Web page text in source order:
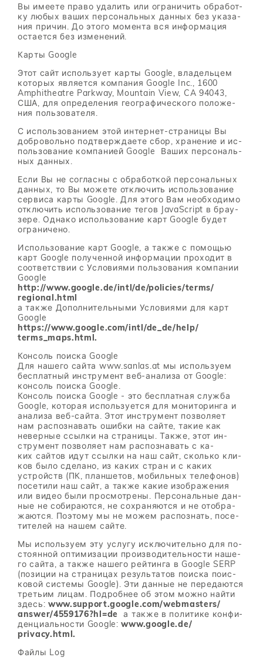
Вы име­е­те пра­во уда­лить или огра­ни­чить об­ра­бот­
ку лю­бых ва­ших пер­со­наль­ных дан­ных без ука­за­
ния при­чин. До это­го мо­мен­та вся ин­фор­ма­ция
оста­ет­ся без из­ме­не­ний.
Кар­ты Google
Этот сайт ис­поль­зу­ет кар­ты Google, вла­дель­цем
ко­то­рых яв­ля­ет­ся ком­па­ния Google Inc., 1600
Amphitheatre Parkway, Mountain View, CA 94043,
США, для опре­де­ле­ния гео­гра­фи­че­ско­го по­ло­же­
ния поль­зо­ва­те­ля.
С ис­поль­зо­ва­ни­ем этой ин­тер­нет-стра­ни­цы Вы
доб­ро­воль­но под­твер­жда­е­те сбор, хра­не­ние и ис­
поль­зо­ва­ние ком­па­ни­ей Google Ва­ших пер­со­наль­
ных дан­ных.
Если Вы не со­глас­ны с об­ра­бот­кой пер­со­наль­ных
дан­ных, то Вы мо­же­те от­клю­чить ис­поль­зо­ва­ние
сер­ви­са кар­ты Google. Для это­го Вам необ­хо­ди­мо
от­клю­чить ис­поль­зо­ва­ние те­гов JavaScript в бра­у­
зе­ре. Од­на­ко ис­поль­зо­ва­ние карт Google бу­дет
огра­ни­че­но.
Ис­поль­зо­ва­ние карт Google, а та­к­же с по­мо­щью
карт Google по­лу­чен­ной ин­фор­ма­ции про­хо­дит в
со­от­вет­ствии с Усло­ви­я­ми поль­зо­ва­ния ком­па­нии
Google
http://​www.google.de/​intl/​de/​policies/​terms/​
regional.html
а та­к­же До­пол­ни­тель­ны­ми Усло­ви­я­ми для карт
Google
https://​www.google.com/​intl/​de_de/​help/​
terms_maps.html.
Кон­соль по­ис­ка Google
Для на­ше­го сай­та www.sanlas.at мы ис­поль­зу­ем
бес­плат­ный ин­стру­мент веб-ана­ли­за от Google:
кон­соль по­ис­ка Google.
Кон­соль по­ис­ка Google - это бес­плат­ная служ­ба
Google, ко­то­рая ис­поль­зу­ет­ся для мо­ни­то­рин­га и
ана­ли­за веб-сай­та. Этот ин­стру­мент поз­во­ля­ет
нам рас­по­зна­вать ошиб­ки на сай­те, та­кие как
невер­ные ссыл­ки на стра­ни­цы. Та­к­же, этот ин­
стру­мент поз­во­ля­ет нам рас­по­зна­вать с ка­
ких сай­тов идут ссыл­ки на наш сайт, сколь­ко кли­
ков было сде­ла­но, из ка­ких стран и с ка­ких
устройств (ПК, план­ше­тов, мо­биль­ных те­ле­фо­нов)
по­се­ти­ли наш сайт, а та­к­же ка­кие изоб­ра­же­ния
или ви­део были про­смот­ре­ны. Пер­со­наль­ные дан­
ные не со­би­ра­ют­ся, не со­хра­ня­ют­ся и не отоб­ра­
жа­ют­ся. По­это­му мы не мо­жем рас­по­знать, по­се­
ти­те­лей на на­шем сай­те.
Мы ис­поль­зу­ем эту услу­гу ис­клю­чи­тель­но для по­
сто­ян­ной оп­ти­ми­за­ции про­из­во­ди­тель­но­сти на­ше­
го сай­та, а та­к­же на­ше­го рей­тин­га в Google SERP
(по­зи­ции на стра­ни­цах ре­зуль­та­тов по­ис­ка по­ис­
ко­вой си­сте­мы Google). Эти дан­ные не пе­ре­да­ют­ся
тре­тьим ли­цам. По­дроб­нее об этом мож­но най­ти
здесь: www.support.google.com/​webmasters/​
answer/​4559176?hl=de а та­к­же в по­ли­ти­ке кон­фи­
ден­ци­аль­но­сти Google:www.google.de/​
privacy.html.
Фай­лы Log